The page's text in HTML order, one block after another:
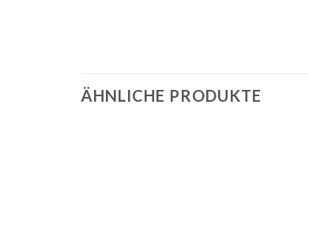
ÄHNLICHE PRODUKTE